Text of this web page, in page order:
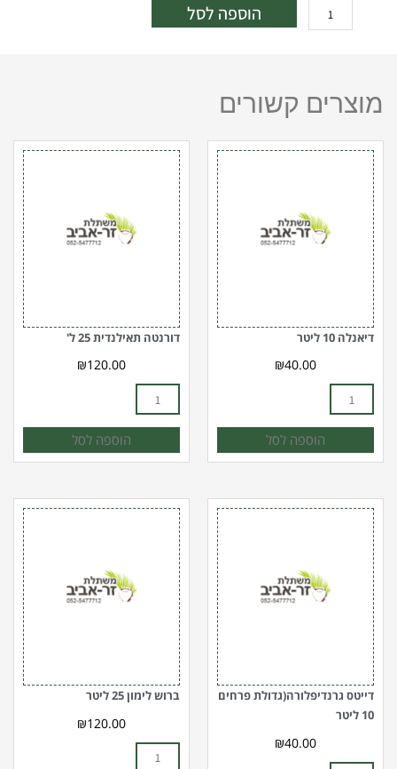
של
פירמידלית
ליטר
הוספה לסל
מוצרים קשורים
דיאנלה 10 ליטר
₪40.00
כמות
של
דיאנלה
10
ליטר
הוספה לסל
דורנטה תאילנדית 25 ל'
₪120.00
כמות
של
דורנטה
תאילנדית
25
ל'
הוספה לסל
דייטס גרנדיפלורה(גדולת פרחים
10 ליטר
₪40.00
כמות
של
דייטס
גרנדיפלורה(גדולת
פרחים
10
ליטר
ברוש לימון 25 ליטר
₪120.00
כמות
של
ברוש
לימון
25
ליטר